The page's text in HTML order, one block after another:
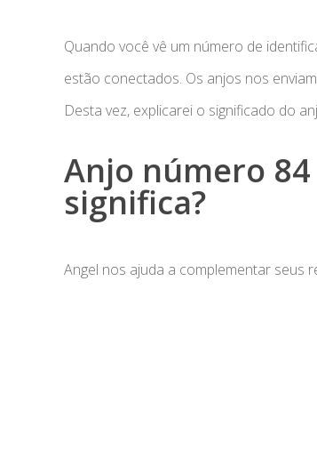
Quando você vê um número de
estão conectados. Os anjos nos
Desta vez, explicarei o significado do
Anjo número
significa?
Angel nos ajuda a complementar seus